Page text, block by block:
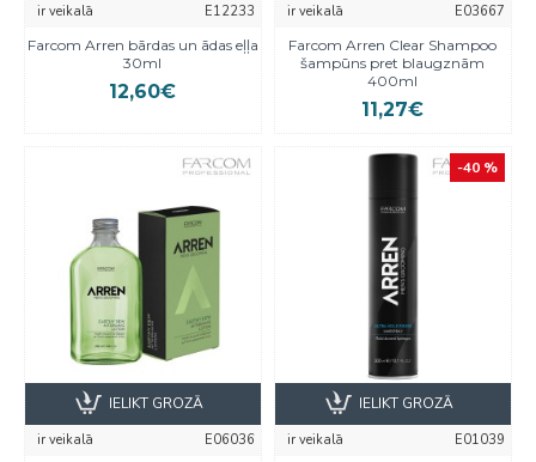
ir veikalā
E12233
Farcom Arren bārdas un ādas eļļa
30ml
12,60€
ir veikalā
E03667
Farcom Arren Clear Shampoo
šampūns pret blaugznām
400ml
11,27€
ir veikalā
E06036
IELIKT GROZĀ
-40 %
ir veikalā
E01039
IELIKT GROZĀ